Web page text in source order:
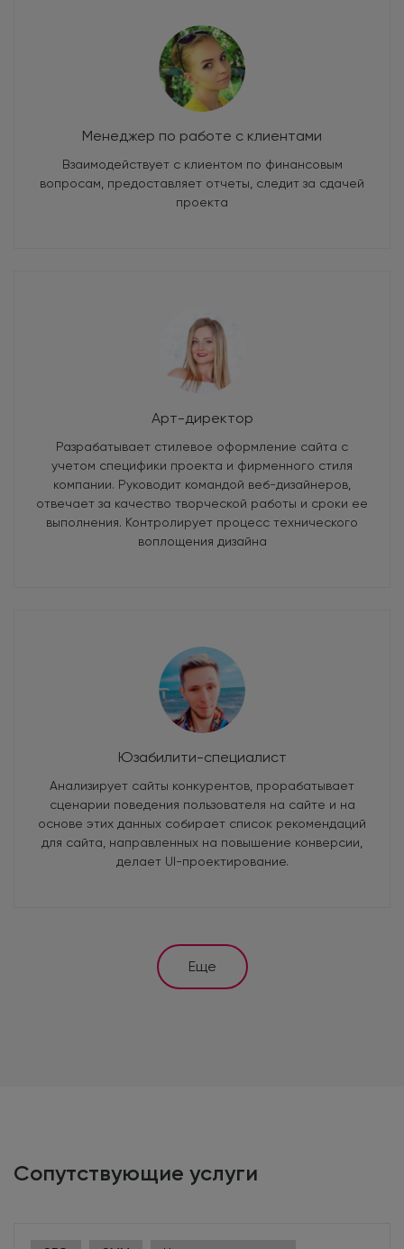
Менеджер по работе с клиентами
Взаимодействует с клиентом по финансовым
вопросам, предоставляет отчеты, следит за сдачей
проекта
Арт-директор
Разрабатывает стилевое оформление сайта с
учетом специфики проекта и фирменного стиля
компании. Руководит командой веб-дизайнеров,
отвечает за качество творческой работы и сроки ее
выполнения. Контролирует процесс технического
воплощения дизайна
Юзабилити-специалист
Анализирует сайты конкурентов, прорабатывает
сценарии поведения пользователя на сайте и на
основе этих данных собирает список рекомендаций
для сайта, направленных на повышение конверсии,
делает UI-проектирование.
административную панель и программирует
Еще
Сопутствующие услуги